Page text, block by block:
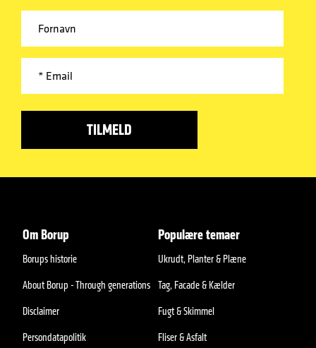
Om Borup
Borups historie
About Borup - Through generations
Disclaimer
Persondatapolitik
Populære temaer
Ukrudt, Planter & Plæne
Tag, Facade & Kælder
Fugt & Skimmel
Fliser & Asfalt